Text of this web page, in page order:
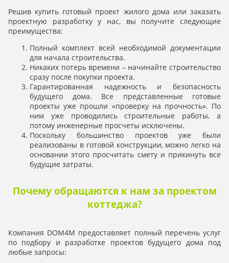
Решив купить готовый проект жилого дома или заказать
проектную разработку у нас, вы получите следующие
преимущества:
Полный комплект всей необходимой документации
для начала строительства.
Никаких потерь времени – начинайте строительство
сразу после покупки проекта.
Гарантированная надежность и безопасность
будущего дома. Все представленные готовые
проекты уже прошли «проверку на прочность». По
ним уже проводились строительные работы, а
потому инженерные просчеты исключены.
Поскольку большинство проектов уже были
реализованы в готовой конструкции, можно легко на
основании этого просчитать смету и прикинуть все
будущие затраты.
Почему обращаются к нам за проектом
коттеджа?
Компания DOM4M предоставляет полный перечень услуг
по подбору и разработке проектов будущего дома под
любые запросы: